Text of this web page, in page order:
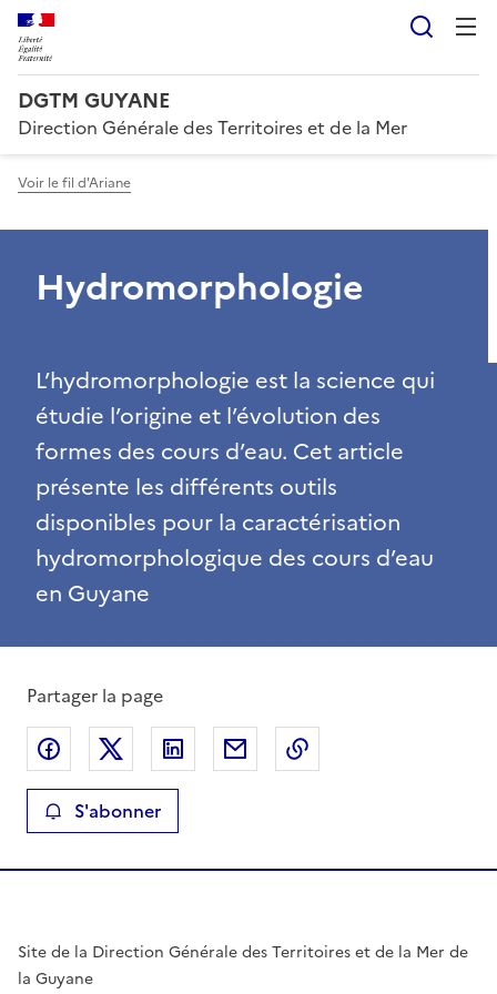
DGTM GUYANE
Direction Générale des Territoires et de la Mer
Voir le fil d'Ariane
Hydromorphologie
L’hydromorphologie est la science qui
étudie l’origine et l’évolution des
formes des cours d’eau. Cet article
présente les différents outils
disponibles pour la caractérisation
hydromorphologique des cours d’eau
en Guyane
Partager la page
Partager sur Facebook
Partager sur XPartager sur LinkedIn
Partager par email
S'abonner
Site de la Direction Générale des Territoires et de la Mer de
la Guyane